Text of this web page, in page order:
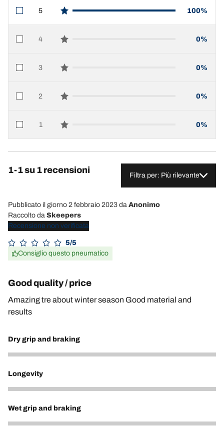
5
star reviews
100%
4
star reviews
0%
3
star reviews
0%
2
star reviews
0%
1
star reviews
0%
1-1 su 1 recensioni
Filtra per: Più rilevante
Pubblicato il giorno 2 febbraio 2023 da Anonimo
Raccolto da Skeepers
Recensione non verificata
5/5
Consiglio questo pneumatico
Good quality / price
Amazing tre about winter season Good material and
results
Dry grip and braking
4
Longevity
4
Wet grip and braking
4